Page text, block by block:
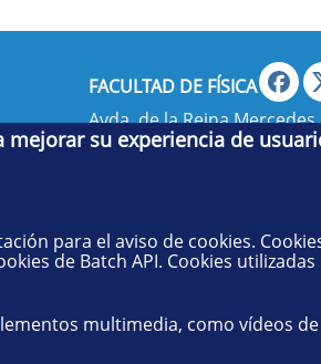
FACULTAD DE FÍSICA
Avda. de la Reina
administradorfisica@us.es-
su experiencia de
para el aviso de cookies.
de Batch API. Cookies
multimedia, como vídeos de